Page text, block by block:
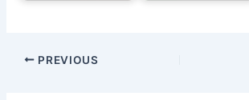
PREVIOUS